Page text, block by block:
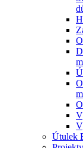
Útulek